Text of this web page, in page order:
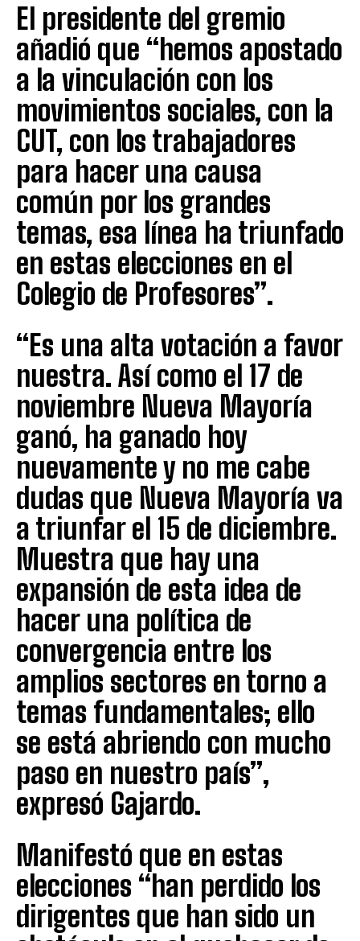
El presidente del gremio
añadió que “hemos apostado
a la vinculación con los
movimientos sociales, con la
CUT, con los trabajadores
para hacer una causa
común por los grandes
temas, esa línea ha triunfado
en estas elecciones en el
Colegio de Profesores”.
“Es una alta votación a favor
nuestra. Así como el 17 de
noviembre Nueva Mayoría
ganó, ha ganado hoy
nuevamente y no me cabe
dudas que Nueva Mayoría va
a triunfar el 15 de diciembre.
Muestra que hay una
expansión de esta idea de
hacer una política de
convergencia entre los
amplios sectores en torno a
temas fundamentales; ello
se está abriendo con mucho
paso en nuestro país”,
expresó Gajardo.
Manifestó que en estas
elecciones “han perdido los
dirigentes que han sido un